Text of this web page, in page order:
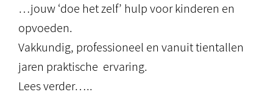
…jouw ‘doe het zelf’ hulp voor kinderen en
opvoeden.
Vakkundig, professioneel en vanuit tientallen
jaren praktische ervaring.
Lees verder…..